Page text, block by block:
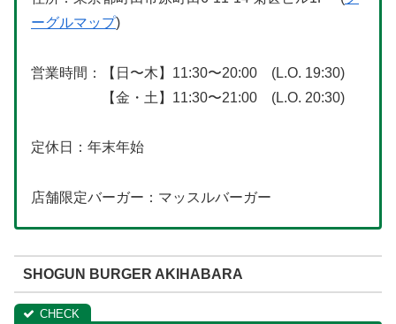
ーグルマップ)
営業時間：【日〜木】11:30〜20:00 (L.O. 19:30)
【金・土】11:30〜21:00 (L.O. 20:30)
定休日：年末年始
店舗限定バーガー：マッスルバーガー
SHOGUN BURGER AKIHABARA